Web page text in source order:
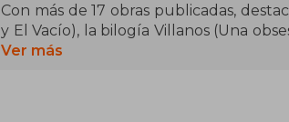
Con más de 17 obras publicadas,
y El Vacío), la bilogía Villanos (Una
la trilogía Sombras de magia (Una
Ver más